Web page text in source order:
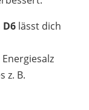
lässt dich
z. B.